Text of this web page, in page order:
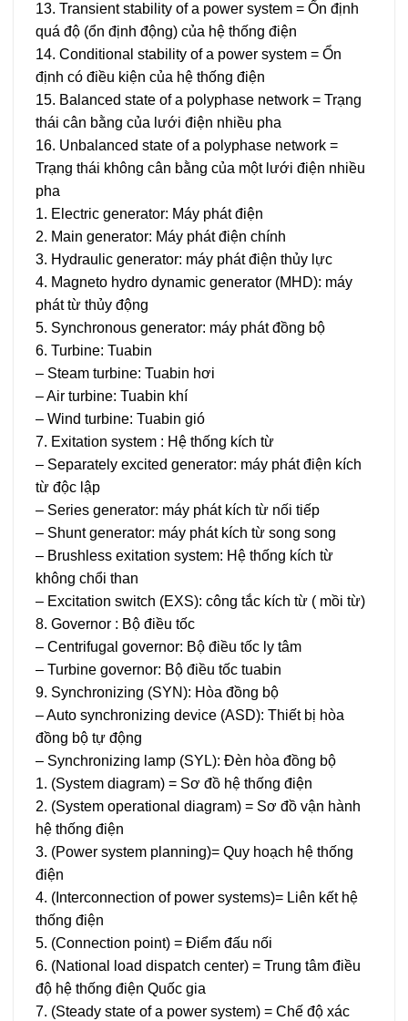
13. Transient stability of a power system = Ổn định
quá độ (ổn định động) của hệ thống điện
14. Conditional stability of a power system = Ổn
định có điều kiện của hệ thống điện
15. Balanced state of a polyphase network = Trạng
thái cân bằng của lưới điện nhiều pha
16. Unbalanced state of a polyphase network =
Trạng thái không cân bằng của một lưới điện nhiều
pha
1. Electric generator: Máy phát điện
2. Main generator: Máy phát điện chính
3. Hydraulic generator: máy phát điện thủy lực
4. Magneto hydro dynamic generator (MHD): máy
phát từ thủy động
5. Synchronous generator: máy phát đồng bộ
6. Turbine: Tuabin
– Steam turbine: Tuabin hơi
– Air turbine: Tuabin khí
– Wind turbine: Tuabin gió
7. Exitation system : Hệ thống kích từ
– Separately excited generator: máy phát điện kích
từ độc lập
– Series generator: máy phát kích từ nối tiếp
– Shunt generator: máy phát kích từ song song
– Brushless exitation system: Hệ thống kích từ
không chổi than
– Excitation switch (EXS): công tắc kích từ ( mồi từ)
8. Governor : Bộ điều tốc
– Centrifugal governor: Bộ điều tốc ly tâm
– Turbine governor: Bộ điều tốc tuabin
9. Synchronizing (SYN): Hòa đồng bộ
– Auto synchronizing device (ASD): Thiết bị hòa
đồng bộ tự động
– Synchronizing lamp (SYL): Đèn hòa đồng bộ
1. (System diagram) = Sơ đồ hệ thống điện
2. (System operational diagram) = Sơ đồ vận hành
hệ thống điện
3. (Power system planning)= Quy hoạch hệ thống
điện
4. (Interconnection of power systems)= Liên kết hệ
thống điện
5. (Connection point) = Điểm đấu nối
6. (National load dispatch center) = Trung tâm điều
độ hệ thống điện Quốc gia
7. (Steady state of a power system) = Chế độ xác